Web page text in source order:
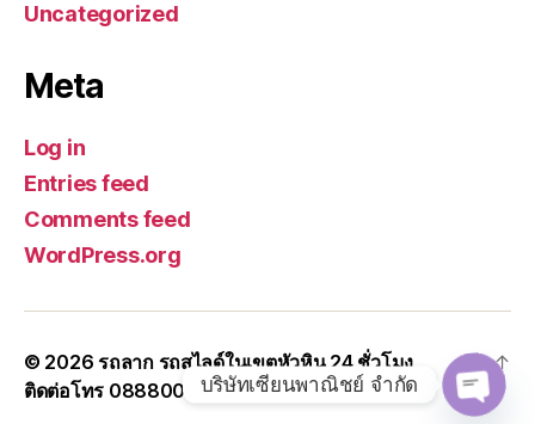
Uncategorized
Meta
Log in
Entries feed
Comments feed
WordPress.org
© 2026รถลาก รถสไลด์ในเขตหัวหิน 24 ชั่วโมง
ติดต่อโทร 0888000456
Up↑
บริษัทเซียนพาณิชย์ จำกัด